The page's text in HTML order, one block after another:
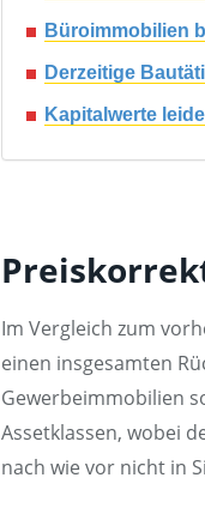
Büroimmobilien
Derzeitige
Kapitalwerte
Im Vergleich zum
einen insgesamten
Gewerbeimmobilien
Assetklassen, wobei
nach wie vor nicht in